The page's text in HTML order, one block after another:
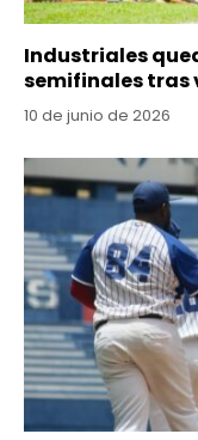
Industriales
semifinales tras
10 de junio de 2026